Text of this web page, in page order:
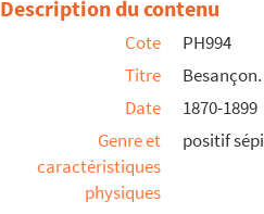
Description du contenu
Cote
PH994
Titre
Date
1870-1899
Genre et
caractéristiques
physiques
positif